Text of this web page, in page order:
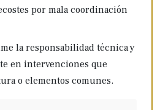
por mala coordinación
la responsabilidad técnica y
en intervenciones que
o elementos comunes.